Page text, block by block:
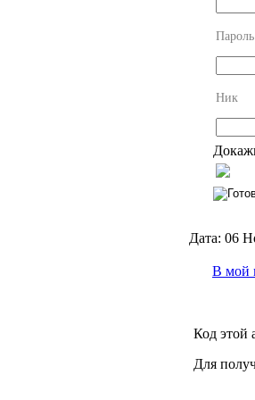
Пароль
Ник
Дата: 06
В мой
Код этой
Для